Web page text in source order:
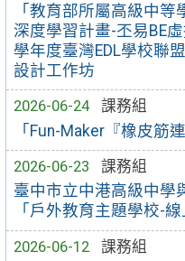
「教育部所屬高級中
深度學習計畫-丕易BE
學年度臺灣EDL學校聯
設計工作坊
2026-06-24
課務組
「Fun-Maker『橡皮筋
2026-06-23
課務組
臺中市立中港高級中學
「戶外教育主題學校-
2026-06-12
課務組